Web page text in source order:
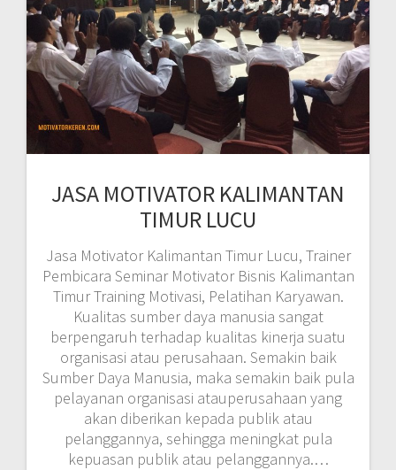
JASA MOTIVATOR KALIMANTAN
TIMUR LUCU
Jasa Motivator Kalimantan Timur Lucu, Trainer
Pembicara Seminar Motivator Bisnis Kalimantan
Timur Training Motivasi, Pelatihan Karyawan.
Kualitas sumber daya manusia sangat
berpengaruh terhadap kualitas kinerja suatu
organisasi atau perusahaan. Semakin baik
Sumber Daya Manusia, maka semakin baik pula
pelayanan organisasi atauperusahaan yang
akan diberikan kepada publik atau
pelanggannya, sehingga meningkat pula
kepuasan publik atau pelanggannya.…